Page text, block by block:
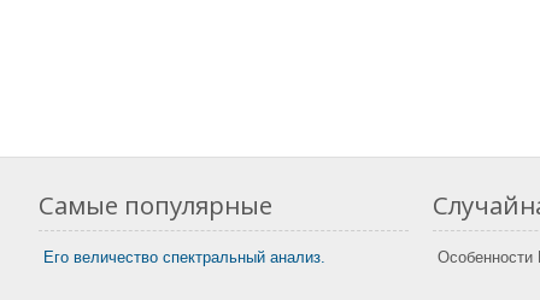
Самые популярные
Его величество спектральный анализ. Особенности